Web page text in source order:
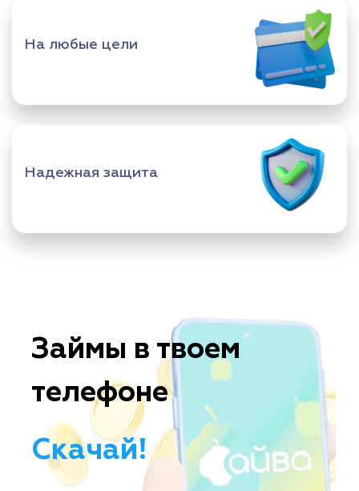
На любые цели
Надежная защита
Займы в твоем
телефоне
Скачай!